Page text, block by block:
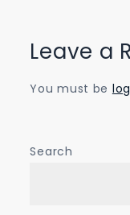
Leave a
You must be
Search